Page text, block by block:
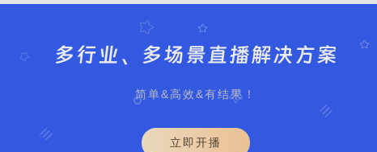
多行业、多场景直播解决方案
简单&高效&有结果！
立即开播